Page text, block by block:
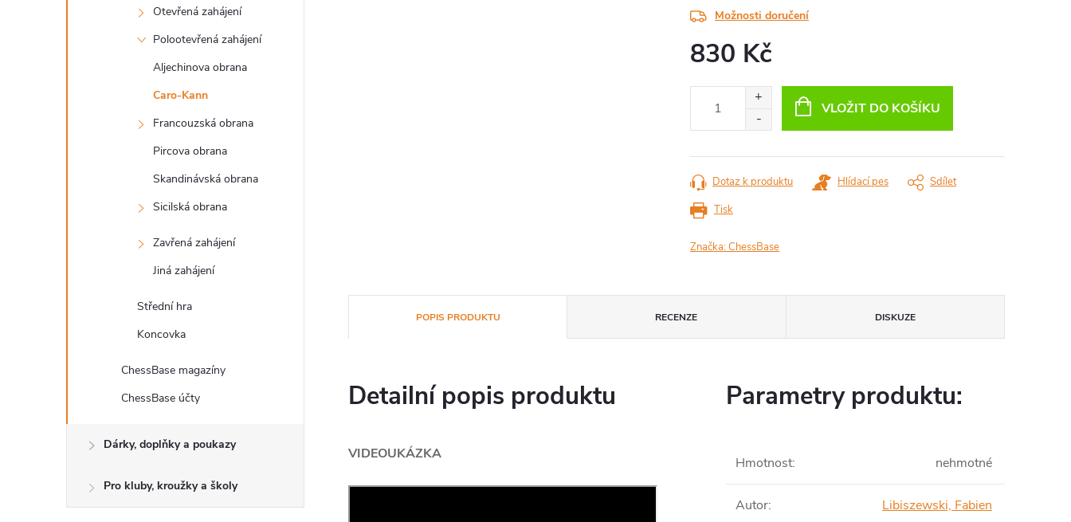
Otevřená zahájení
Polootevřená zahájení
Aljechinova obrana
Caro-Kann
Francouzská obrana
Pircova obrana
Skandinávská obrana
Sicilská obrana
Zavřená zahájení
Jiná zahájení
Střední hra
Koncovka
ChessBase magazíny
ChessBase účty
Dárky, doplňky a poukazy
Pro kluby, kroužky a školy
Možnosti doručení
830 Kč
VLOŽIT DO KOŠÍKU
Tisk
Dotaz k produktu Hlídací pes Sdílet
Značka:ChessBase
POPIS PRODUKTU RECENZE DISKUZE
Detailní popis produktu
VIDEOUKÁZKA
Parametry produktu:
Hmotnost: nehmotné
Autor: Libiszewski, Fabien